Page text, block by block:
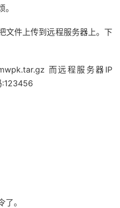
文件上传到远程服务器上。下
而远程服务器IP
。